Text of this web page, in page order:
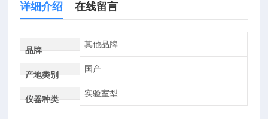
详细介绍 在线留言
品牌
其他品牌
产地类别
国产
仪器种类
实验室型